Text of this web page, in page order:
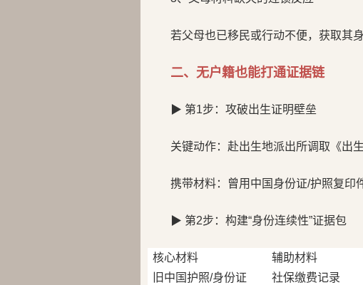
若父母也已移民或行动不便，获取其
二、无户籍也能打通证据链
▶ 第1步：攻破出生证明壁垒
关键动作：赴出生地派出所调取《出
携带材料：曾用中国身份证/护照复印
▶ 第2步：构建“身份连续性”证据包
核心材料
辅助材料
旧中国护照/身份证
社保缴费记录